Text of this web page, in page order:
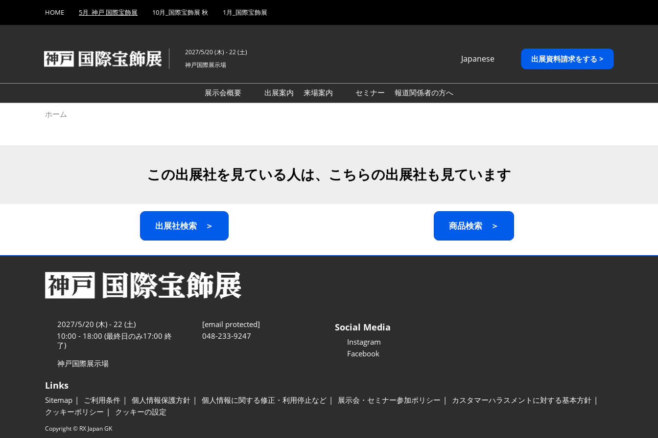
キ
し
て
to
HOME 5月_神戸 国際宝飾展 10月_国際宝飾展 秋 1月_国際宝飾展
2027/5/20 (木) - 22 (土)
神戸国際展示場
Japanese
English
繁體中文
出展資料請求をする >
展示会概要
出展案内
来場案内
セミナー 報道関係者の方へ
ホーム
この出展社を見ている人は、こちらの出展社も見ています
出展社検索 ＞ 商品検索 ＞
2027/5/20 (木) - 22 (土)
10:00 - 18:00 (最終日のみ17:00 終
了)
神戸国際展示場
[email protected]
048-233-9247
Social Media
Instagram
Facebook
Links
Sitemap ご利用条件 個人情報保護方針 個人情報に関する修正・利用停止など 展示会・セミナー参加ポリシー
カスタマーハラスメントに対する基本方針
クッキーポリシー
クッキーの設定
Copyright © RX Japan GK